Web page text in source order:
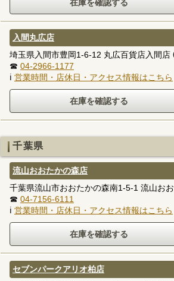
入間丸広店
埼玉県入間市豊岡1-6-12 丸広百貨店入間店
☎ 04-2966-1177
ℹ 営業時間・店休日・アクセス情報はこちら
千葉県
流山おおたかの森店
千葉県流山市おおたかの森南1-5-1 流山お
☎ 04-7156-6111
ℹ 営業時間・店休日・アクセス情報はこちら
セブンパークアリオ柏店